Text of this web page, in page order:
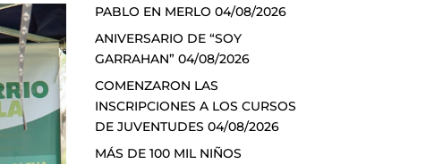
PABLO EN MERLO 04/08/2026
ANIVERSARIO DE “SOY
GARRAHAN” 04/08/2026
COMENZARON LAS
INSCRIPCIONES A LOS CURSOS
DE JUVENTUDES 04/08/2026
MÁS DE 100 MIL NIÑOS